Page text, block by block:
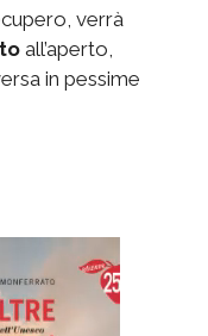
verrà
all’aperto,
in pessime